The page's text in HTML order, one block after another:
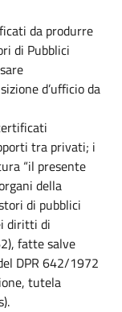
da produrre
di Pubblici
d’ufficio da
tra privati; i
“il presente
della
di pubblici
diritti di
fatte salve
DPR 642/1972
tutela